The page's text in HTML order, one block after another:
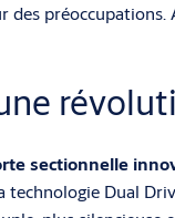
préoccupations.
sectionnelle
technologie Dual